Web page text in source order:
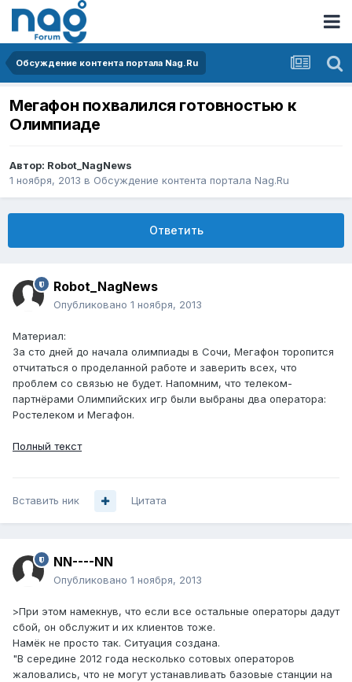
Обсуждение контента портала Nag.Ru
Мегафон похвалился готовностью к
Олимпиаде
Автор: Robot_NagNews
1 ноября, 2013 в Обсуждение контента портала Nag.Ru
Ответить
Robot_NagNews
Опубликовано 1 ноября, 2013
Материал:
За сто дней до начала олимпиады в Сочи, Мегафон торопится
отчитаться о проделанной работе и заверить всех, что
проблем со связью не будет. Напомним, что телеком-
партнёрами Олимпийских игр были выбраны два оператора:
Ростелеком и Мегафон.
Полный текст
Вставить ник Цитата
NN----NN
Опубликовано 1 ноября, 2013
>При этом намекнув, что если все остальные операторы дадут
сбой, он обслужит и их клиентов тоже.
Намёк не просто так. Ситуация создана.
"В середине 2012 года несколько сотовых операторов
жаловались, что не могут устанавливать базовые станции на